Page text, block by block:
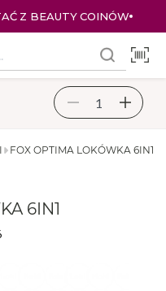
Z BEAUTY COINÓW
FOX OPTIMA LOKÓWKA 6IN1
6IN1